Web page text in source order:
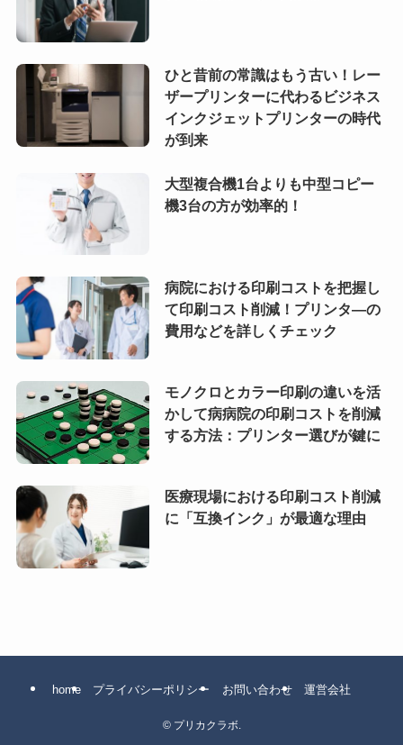
ひと昔前の常識はもう古い！レー
ザープリンターに代わるビジネス
インクジェットプリンターの時代
が到来
大型複合機1台よりも中型コピー
機3台の方が効率的！
病院における印刷コストを把握し
て印刷コスト削減！プリンタ―の
費用などを詳しくチェック
モノクロとカラー印刷の違いを活
かして病病院の印刷コストを削減
する方法：プリンター選びが鍵に
医療現場における印刷コスト削減
に「互換インク」が最適な理由
home プライバシーポリシー お問い合わせ 運営会社
©プリカクラボ.